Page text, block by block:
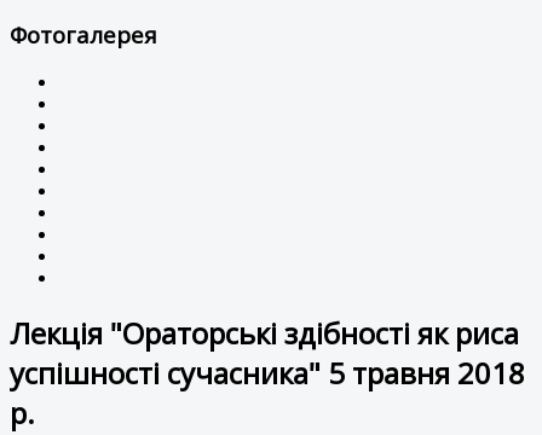
Фотогалерея
Лекція "Ораторські здібності як риса
успішності сучасника" 5 травня 2018
р.